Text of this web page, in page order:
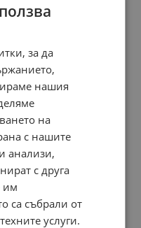
за да
нашия
на
с нашите
анализи,
с друга
им
са събрали от
услуги.